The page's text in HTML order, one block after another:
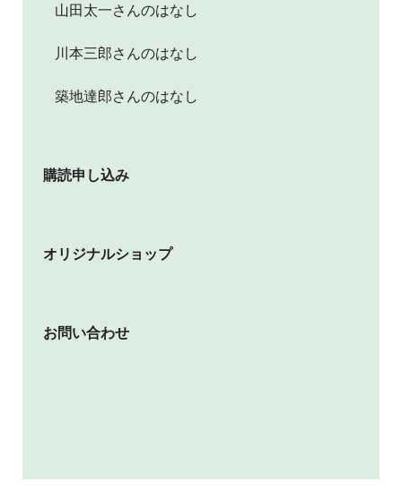
山田太一さんのはなし
川本三郎さんのはなし
築地達郎さんのはなし
購読申し込み
オリジナルショップ
お問い合わせ